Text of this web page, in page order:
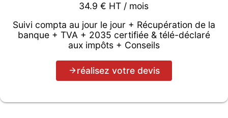
34.9 € HT / mois
Suivi compta au jour le jour + Récupération de la
banque + TVA + 2035 certifiée & télé-déclaré
aux impôts + Conseils
réalisez votre devis